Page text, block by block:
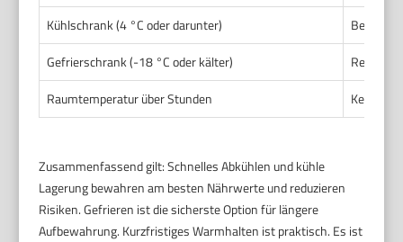
Kühlschrank (4 °C oder darunter)
Beim
Gefrierschrank (-18 °C oder kälter)
Raumtemperatur über Stunden
Kein
Zusammenfassend gilt: Schnelles Abkühlen und kühle
Lagerung bewahren am besten Nährwerte und reduzieren
Risiken. Gefrieren ist die sicherste Option für längere
Aufbewahrung. Kurzfristiges Warmhalten ist praktisch. Es ist